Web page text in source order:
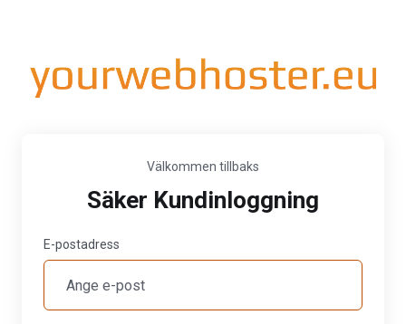
Välkommen tillbaks
Säker Kundinloggning
E-postadress